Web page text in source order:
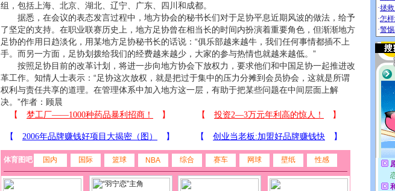
组，包括上海、北京、湖北、辽宁、广东、四川和成都。
据悉，在会议的表态发言过程中，地方协会的秘书长们对于足协平息近期风波的做法，给予
了坚定的支持。在职业联赛历史上，地方足协曾在相当长的时间内扮演着重要角色，但渐渐地方
足协的作用日趋淡化，用某地方足协秘书长的话说：“俱乐部越来越牛，我们任何事情都插不上
手。而另一方面，足协划拨给我们的经费越来越少，大家的参与热情也就越来越低。”
按照足协目前的改革计划，将进一步向地方协会下放权力，要求他们和中国足协一起推进改
革工作。知情人士表示：“足协这次放权，就是把过于集中的压力分摊到会员协会，这就是所谓
权利与责任共享的道理。在管理体系中加入地方这一层，有助于把某些问题在中间层面上解
决。”作者：顾晨
体育图吧 国内 国际 篮球 NBA 综合 赛车 网球 壁纸 性感